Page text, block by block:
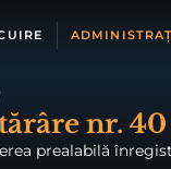
nr. 40
prealabilă